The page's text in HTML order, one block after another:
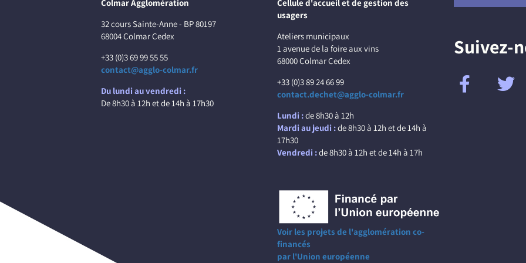
Colmar Agglomération
32 cours Sainte-Anne - BP 80197
68004 Colmar Cedex
+33 (0)3 69 99 55 55
contact@agglo-colmar.fr
Du lundi au vendredi :
De 8h30 à 12h et de 14h à 17h30
Cellule d'accueil et de gestion des
usagers
Ateliers municipaux
1 avenue de la foire aux vins
68000 Colmar Cedex
+33 (0)3 89 24 66 99
contact.dechet@agglo-colmar.fr
Lundi :de 8h30 à 12h
Mardi au jeudi :de 8h30 à 12h et de 14h à
17h30
Vendredi :de 8h30 à 12h et de 14h à 17h
Voir les projets de l'agglomération co-
financés
par l'Union européenne
Suivez-